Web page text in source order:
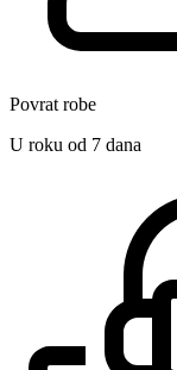
Povrat robe
U roku od 7 dana